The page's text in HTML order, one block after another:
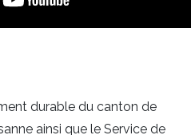
durable du canton de
ainsi que le Service de